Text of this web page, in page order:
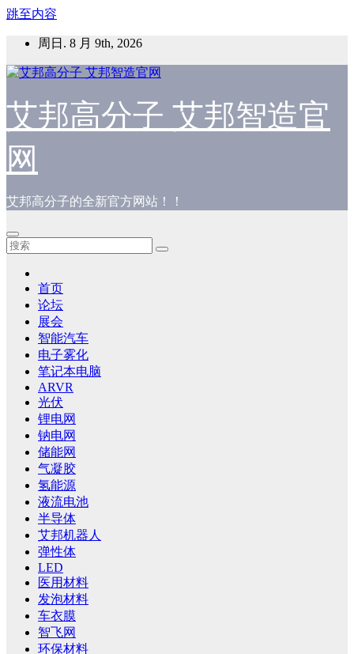
跳至内容
周日. 8 月 9th, 2026
艾邦高分子 艾邦智造官
网
艾邦高分子的全新官方网站！！
首页
论坛
展会
智能汽车
电子雾化
笔记本电脑
ARVR
光伏
锂电网
钠电网
储能网
气凝胶
氢能源
液流电池
半导体
艾邦机器人
弹性体
LED
医用材料
发泡材料
车衣膜
智飞网
环保材料